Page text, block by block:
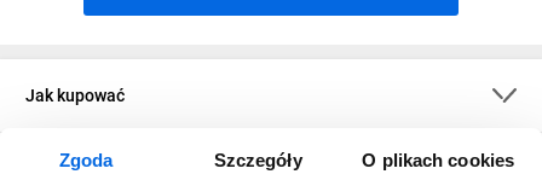
Zgoda Szczegóły O plikach cookies
Jak kupować
O firmie